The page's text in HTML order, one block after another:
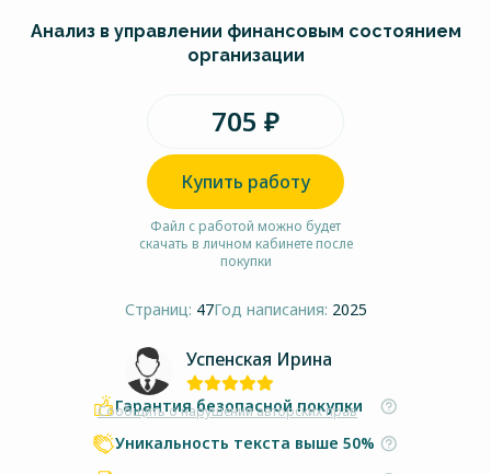
Анализ в управлении финансовым состоянием
организации
705 ₽
Купить работу
Файл с работой можно будет
скачать в личном кабинете после
покупки
Страниц: 47Год написания: 2025
Успенская Ирина
Сообщить о нарушении авторских прав
Гарантия безопасной покупки
Уникальность текста выше 50%